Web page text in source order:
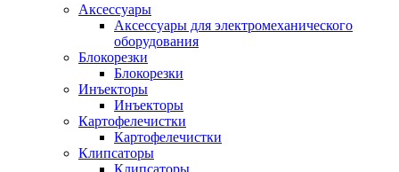
Аксессуары
Аксессуары для электромеханического
оборудования
Блокорезки
Блокорезки
Инъекторы
Инъекторы
Картофелечистки
Картофелечистки
Клипсаторы
Клипсаторы